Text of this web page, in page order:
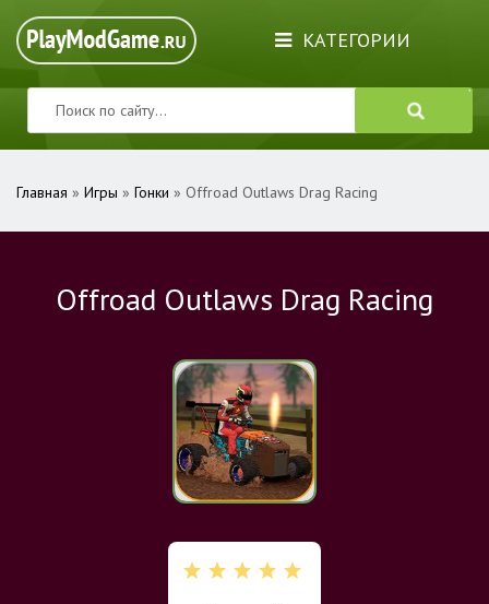
КАТЕГОРИИ
Главная » Игры » Гонки » Offroad Outlaws Drag Racing
Offroad Outlaws Drag Racing